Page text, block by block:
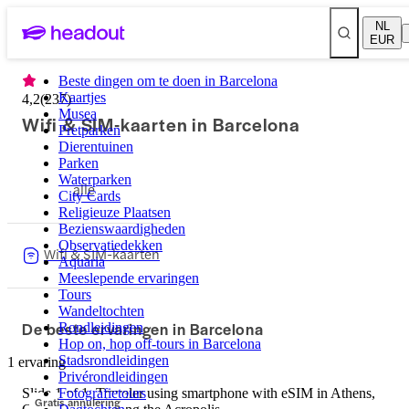
NL
EUR
Beste dingen om te doen in Barcelona
Kaartjes
Musea
Pretparken
Dierentuinen
Parken
Waterparken
City Cards
Religieuze Plaatsen
Bezienswaardigheden
Observatiedekken
Aquaria
Meeslepende ervaringen
Tours
Wandeltochten
Rondleidingen
Hop on, hop off-tours in Barcelona
Stadsrondleidingen
Privérondleidingen
Fotografietours
4,2(237)
Wifi & SIM-kaarten in Barcelona
alle
Wifi & SIM-kaarten
De beste ervaringen in Barcelona
1 ervaring
Gratis annulering
Slide 1 of 1, Traveler using smartphone with eSIM in Athens,